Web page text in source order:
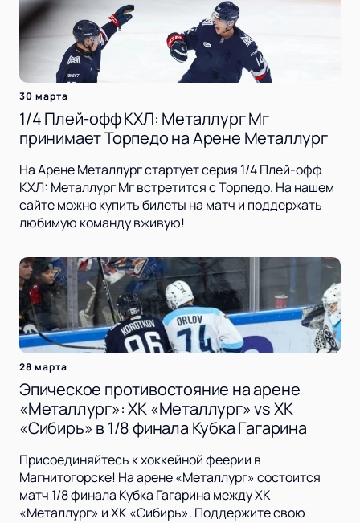
30 марта
1/4 Плей-офф КХЛ: Металлург Мг
принимает Торпедо на Арене Металлург
На Арене Металлург стартует серия 1/4 Плей-офф
КХЛ: Металлург Мг встретится с Торпедо. На нашем
сайте можно купить билеты на матч и поддержать
любимую команду вживую!
28 марта
Эпическое противостояние на арене
«Металлург»: ХК «Металлург» vs ХК
«Сибирь» в 1/8 финала Кубка Гагарина
Присоединяйтесь к хоккейной феерии в
Магнитогорске! На арене «Металлург» состоится
матч 1/8 финала Кубка Гагарина между ХК
«Металлург» и ХК «Сибирь». Поддержите свою